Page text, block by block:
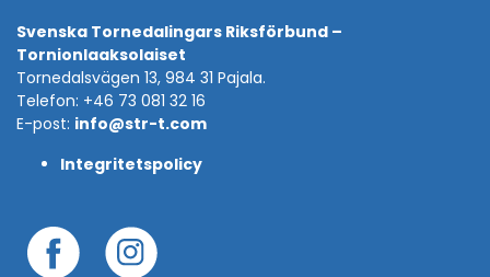
Svenska Tornedalingars Riksförbund –
Tornionlaaksolaiset
Tornedalsvägen 13, 984 31 Pajala.
Telefon: +46 73 081 32 16
E-post: info@str-t.com
Integritetspolicy